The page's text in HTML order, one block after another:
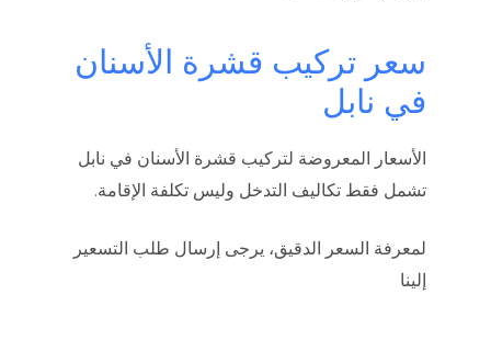
سعر تركيب قشرة الأسنان
في نابل
الأسعار المعروضة لتركيب قشرة الأسنان في نابل
تشمل فقط تكاليف التدخل وليس تكلفة الإقامة.
لمعرفة السعر الدقيق، يرجى إرسال طلب التسعير
إلينا